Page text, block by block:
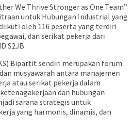
We Thrive Stronger as One Team”
untuk Hubungan Industrial yang
oleh 116 peserta yang terdiri
dan serikat pekerja dari
S2JB.
Bipartit sendiri merupakan forum
musyawarah antara manajemen
atau serikat pekerja dalam
dan hubungan
sarana strategis untuk
yang harmonis, dinamis, dan